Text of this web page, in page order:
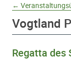
←
Vogtland
Regatta des